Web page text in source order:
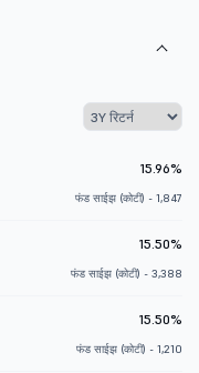
15.96%
फंड साईझ (कोटी) - 1,847
15.50%
फंड साईझ (कोटी) - 3,388
15.50%
फंड साईझ (कोटी) - 1,210